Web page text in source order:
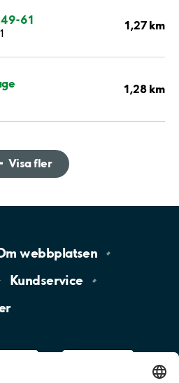
61 1,27 km
1,28 km
Visa fler
webbplatsen
Kundservice